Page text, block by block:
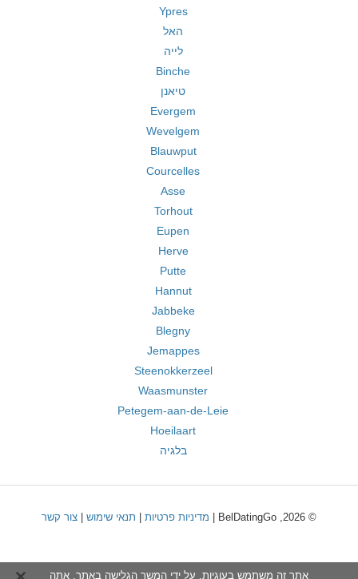
Ypres
האל
לייה
Binche
טיאנן
Evergem
Wevelgem
Blauwput
Courcelles
Asse
Torhout
Eupen
Herve
Putte
Hannut
Jabbeke
Blegny
Jemappes
Steenokkerzeel
Waasmunster
Petegem-aan-de-Leie
Hoeilaart
בלגיה
© 2026, BelDatingGo | מדיניות פרטיות תנאי שימוש צור קשר
אתר זה משתמש בעוגיות. על ידי המשך הגלישה באתר, אתה